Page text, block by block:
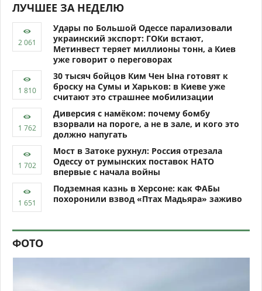
ЛУЧШЕЕ ЗА НЕДЕЛЮ
Удары по Большой Одессе парализовали
украинский экспорт: ГОКи встают,
Метинвест теряет миллионы тонн, а Киев
уже говорит о переговорах
30 тысяч бойцов Ким Чен Ына готовят к
броску на Сумы и Харьков: в Киеве уже
считают это страшнее мобилизации
Диверсия с намёком: почему бомбу
взорвали на пороге, а не в зале, и кого это
должно напугать
Мост в Затоке рухнул: Россия отрезала
Одессу от румынских поставок НАТО
впервые с начала войны
Подземная казнь в Херсоне: как ФАБы
похоронили взвод «Птах Мадьяра» заживо
ФОТО